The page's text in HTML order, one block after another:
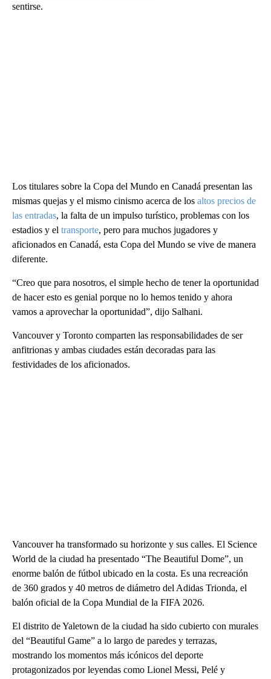
sentirse.
Los titulares sobre la Copa del Mundo en Canadá presentan las
mismas quejas y el mismo cinismo acerca de los altos precios de
las entradas, la falta de un impulso turístico, problemas con los
estadios y el transporte, pero para muchos jugadores y
aficionados en Canadá, esta Copa del Mundo se vive de manera
diferente.
“Creo que para nosotros, el simple hecho de tener la oportunidad
de hacer esto es genial porque no lo hemos tenido y ahora
vamos a aprovechar la oportunidad”, dijo Salhani.
Vancouver y Toronto comparten las responsabilidades de ser
anfitrionas y ambas ciudades están decoradas para las
festividades de los aficionados.
Vancouver ha transformado su horizonte y sus calles. El Science
World de la ciudad ha presentado “The Beautiful Dome”, un
enorme balón de fútbol ubicado en la costa. Es una recreación
de 360 grados y 40 metros de diámetro del Adidas Trionda, el
balón oficial de la Copa Mundial de la FIFA 2026.
El distrito de Yaletown de la ciudad ha sido cubierto con murales
del “Beautiful Game” a lo largo de paredes y terrazas,
mostrando los momentos más icónicos del deporte
protagonizados por leyendas como Lionel Messi, Pelé y